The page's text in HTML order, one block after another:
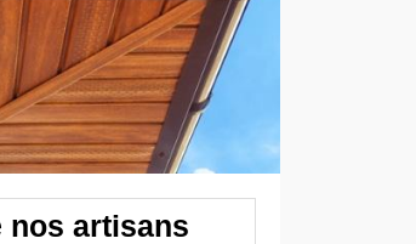
nos artisans